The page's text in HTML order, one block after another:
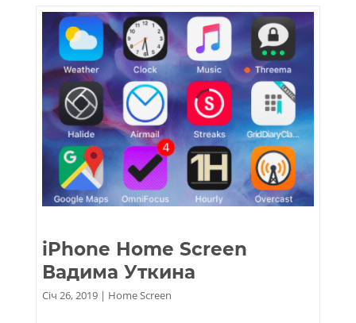
iPhone Home Screen
Вадима Уткина
Січ 26, 2019| Home Screen